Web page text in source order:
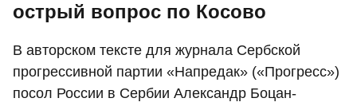
острый вопрос по Косово
В авторском тексте для журнала Сербской
прогрессивной партии «Напредак» («Прогресс»)
посол России в Сербии Александр Боцан-